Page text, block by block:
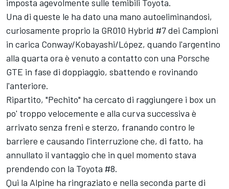
imposta agevolmente sulle temibili Toyota.
Una di queste le ha dato una mano autoeliminandosi,
curiosamente proprio la GR010 Hybrid #7 dei Campioni
in carica Conway/Kobayashi/López, quando l'argentino
alla quarta ora è venuto a contatto con una Porsche
GTE in fase di doppiaggio, sbattendo e rovinando
l'anteriore.
Ripartito, "Pechito" ha cercato di raggiungere i box un
po' troppo velocemente e alla curva successiva è
arrivato senza freni e sterzo, franando contro le
barriere e causando l'interruzione che, di fatto, ha
annullato il vantaggio che in quel momento stava
prendendo con la Toyota #8.
Qui la Alpine ha ringraziato e nella seconda parte di